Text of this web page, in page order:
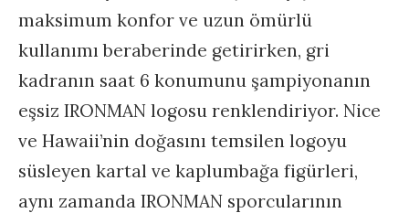
maksimum konfor ve uzun ömürlü
kullanımı beraberinde getirirken, gri
kadranın saat 6 konumunu şampiyonanın
eşsiz IRONMAN logosu renklendiriyor. Nice
ve Hawaii’nin doğasını temsilen logoyu
süsleyen kartal ve kaplumbağa figürleri,
aynı zamanda IRONMAN sporcularının